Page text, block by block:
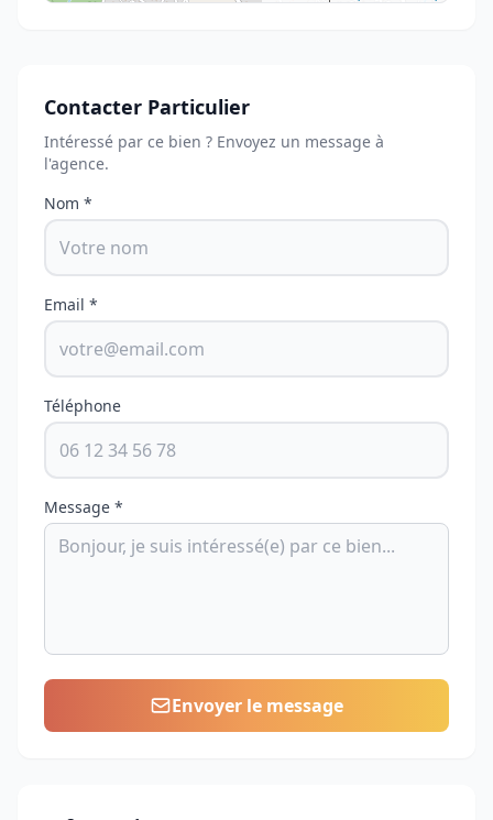
Contacter Particulier
Intéressé par ce bien ? Envoyez un message à
l'agence.
Nom *
Email *
Téléphone
Message *
Envoyer le message